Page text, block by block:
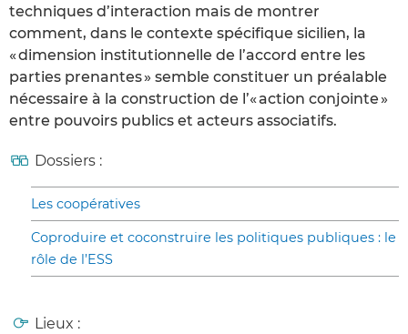
techniques d’interaction mais de montrer
comment, dans le contexte spécifique sicilien, la
« dimension institutionnelle de l’accord entre les
parties prenantes » semble constituer un préalable
nécessaire à la construction de l’« action conjointe »
entre pouvoirs publics et acteurs associatifs.
Dossiers :
Les coopératives
Coproduire et coconstruire les politiques publiques : le
rôle de l’ESS
Lieux :